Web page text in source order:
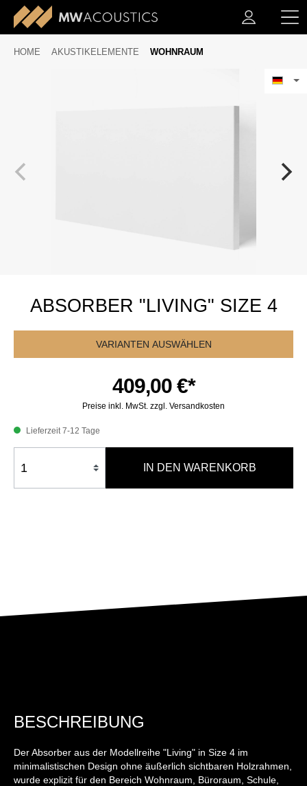
HOME AKUSTIKELEMENTE WOHNRAUM
ABSORBER "LIVING" SIZE 4
VARIANTEN AUSWÄHLEN
409,00 €*
Preise inkl. MwSt. zzgl. Versandkosten
Lieferzeit 7-12 Tage
IN DEN WARENKORB
BESCHREIBUNG
Der Absorber aus der Modellreihe "Living" in Size 4 im
minimalistischen Design ohne äußerlich sichtbaren Holzrahmen,
wurde explizit für den Bereich Wohnraum, Büroraum, Schule,